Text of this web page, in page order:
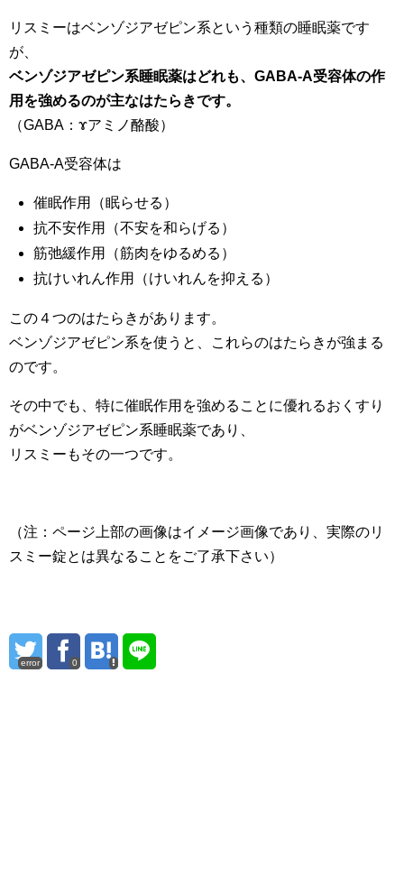
リスミーはベンゾジアゼピン系という種類の睡眠薬です
が、
ベンゾジアゼピン系睡眠薬はどれも、GABA-A受容体の作
用を強めるのが主なはたらきです。
（GABA：ɤアミノ酪酸）
GABA-A受容体は
催眠作用（眠らせる）
抗不安作用（不安を和らげる）
筋弛緩作用（筋肉をゆるめる）
抗けいれん作用（けいれんを抑える）
この４つのはたらきがあります。
ベンゾジアゼピン系を使うと、これらのはたらきが強まる
のです。
その中でも、特に催眠作用を強めることに優れるおくすり
がベンゾジアゼピン系睡眠薬であり、
リスミーもその一つです。
（注：ページ上部の画像はイメージ画像であり、実際のリ
スミー錠とは異なることをご了承下さい）
error 0